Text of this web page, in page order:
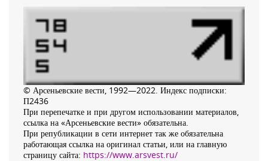
© Арсеньевские вести, 1992—2022. Индекс подписки:
П2436
При перепечатке и при другом использовании материалов,
ссылка на «Арсеньевские вести» обязательна.
При републикации в сети интернет так же обязательна
работающая ссылка на оригинал статьи, или на главную
страницу сайта: https://www.arsvest.ru/